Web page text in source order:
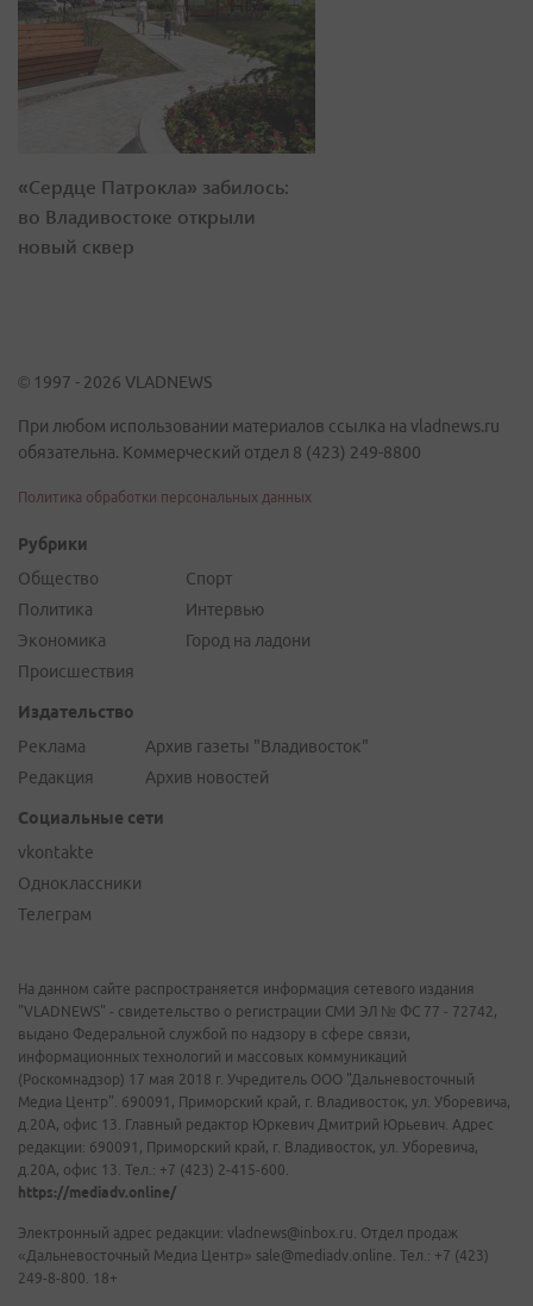
«Сердце Патрокла» забилось:
во Владивостоке открыли
новый сквер
© 1997 - 2026 VLADNEWS
При любом использовании материалов ссылка на vladnews.ru
обязательна. Коммерческий отдел 8 (423) 249-8800
Политика обработки персональных данных
Рубрики
Общество
Политика
Экономика
Происшествия
Спорт
Интервью
Город на ладони
Издательство
Реклама
Редакция
Архив газеты "Владивосток"
Архив новостей
Социальные сети
vkontakte
Одноклассники
Телеграм
На данном сайте распространяется информация сетевого издания
"VLADNEWS" - свидетельство о регистрации СМИ ЭЛ № ФС 77 - 72742,
выдано Федеральной службой по надзору в сфере связи,
информационных технологий и массовых коммуникаций
(Роскомнадзор) 17 мая 2018 г. Учредитель ООО "Дальневосточный
Медиа Центр". 690091, Приморский край, г. Владивосток, ул. Уборевича,
д.20А, офис 13. Главный редактор Юркевич Дмитрий Юрьевич. Адрес
редакции: 690091, Приморский край, г. Владивосток, ул. Уборевича,
д.20А, офис 13. Тел.: +7 (423) 2-415-600.
https://mediadv.online/
Электронный адрес редакции: vladnews@inbox.ru. Отдел продаж
«Дальневосточный Медиа Центр» sale@mediadv.online. Тел.: +7 (423)
249-8-800. 18+